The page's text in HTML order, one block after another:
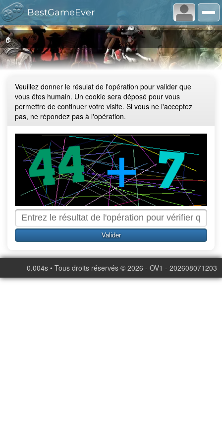
BestGameEver
🏠
Veuillez donner le résulat de l'opération pour valider que
vous êtes humain. Un cookie sera déposé pour vous
permettre de continuer votre visite. Si vous ne l'acceptez
pas, ne répondez pas à l'opération.
0.004s • Tous droits réservés © 2026 - OV1 - 202608071203